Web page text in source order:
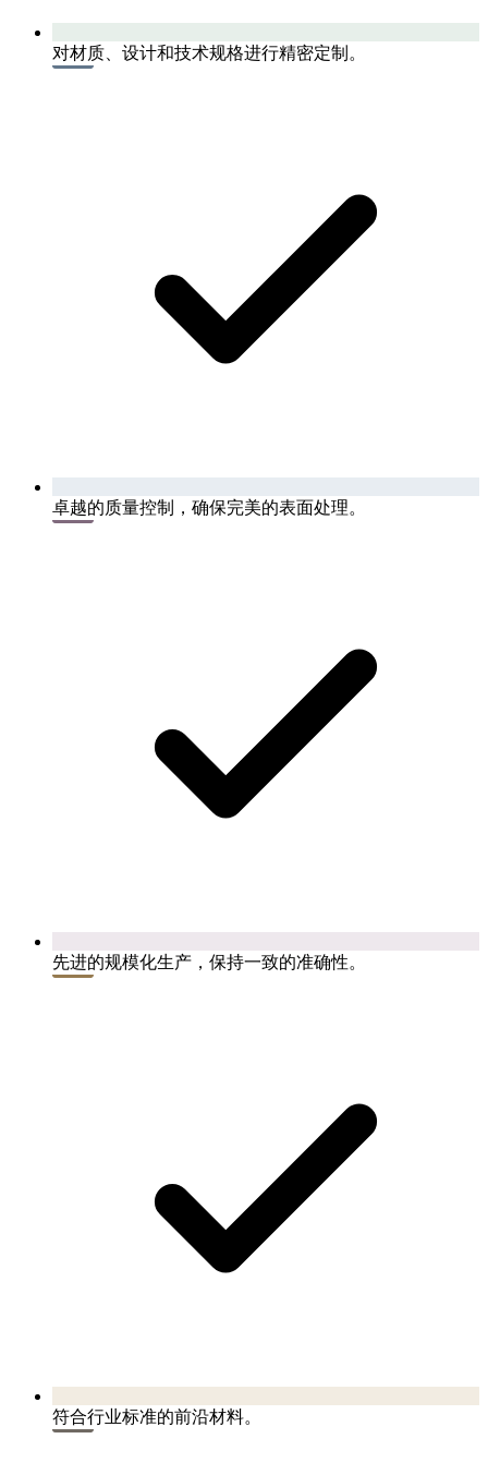
对材质、设计和技术规格进行精密定制。
卓越的质量控制，确保完美的表面处理。
先进的规模化生产，保持一致的准确性。
符合行业标准的前沿材料。